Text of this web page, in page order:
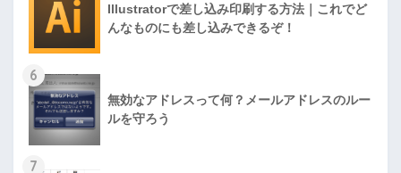
Illustratorで差し込み印刷する方法｜これでど
んなものにも差し込みできるぞ！
6
無効なアドレスって何？メールアドレスのルー
ルを守ろう
7